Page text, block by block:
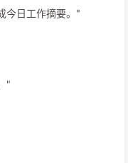
今日工作摘要。"
"